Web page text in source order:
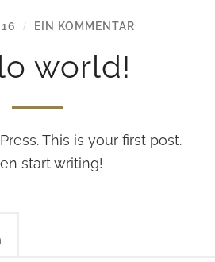
/ EIN KOMMENTAR
world!
This is your first post.
start writing!